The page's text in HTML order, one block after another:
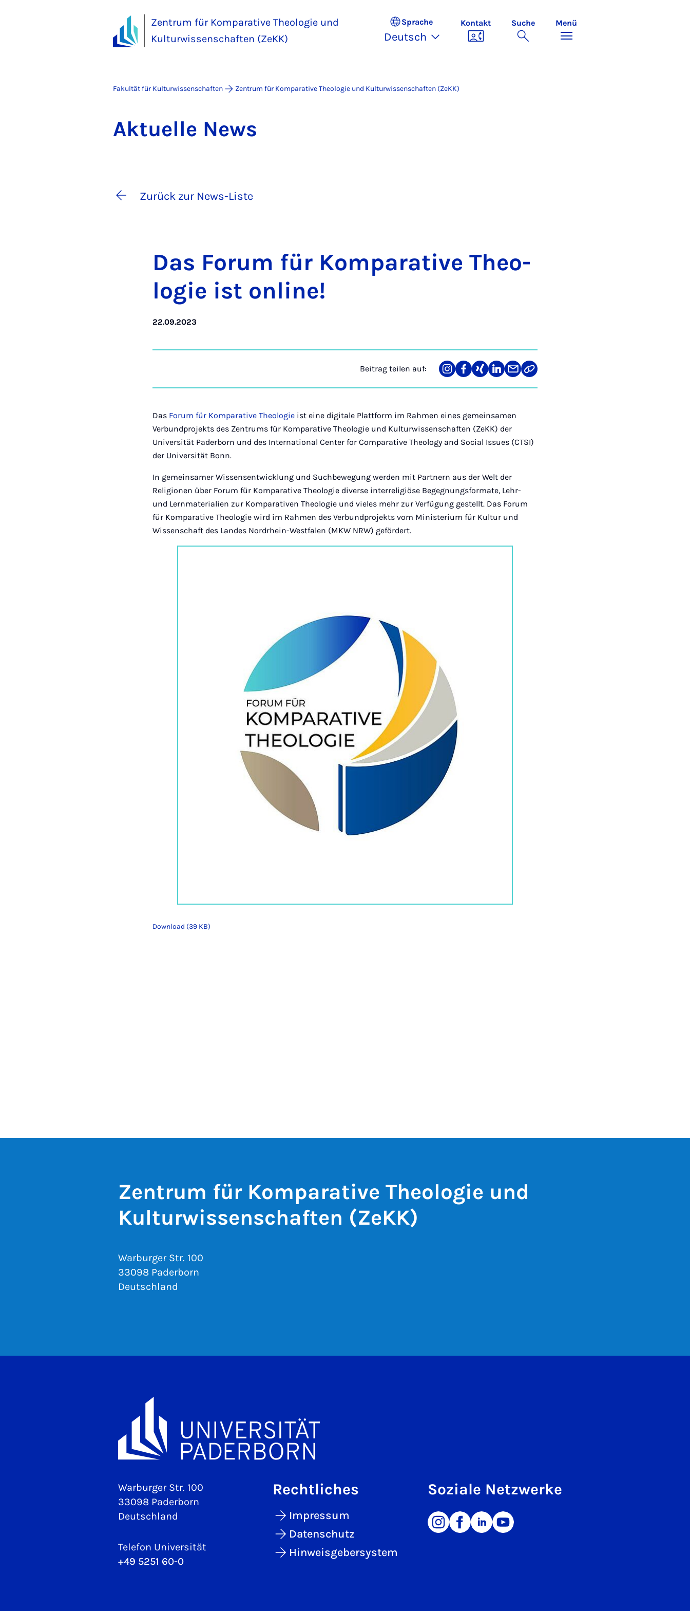
Zentrum für Komparative Theologie und
Kulturwissenschaften (ZeKK)
Sprache
Deutsch
Kontakt Suche Menü
Fakultät für Kulturwissenschaften Zentrum für Komparative Theologie und Kulturwissenschaften (ZeKK)
Ak­tu­el­le News
Zurück zur News-Liste
Das Fo­rum für Kom­pa­ra­ti­ve Theo­
lo­gie ist on­line!
22.09.2023
Beitrag teilen auf:
Teilen
auf
Teilen
auf
Teilen
auf
Teilen
auf
Teilen
über
Link
kopieren
Das Forum für Komparative Theologie ist eine digitale Plattform im Rahmen eines gemeinsamen
Verbundprojekts des Zentrums für Komparative Theologie und Kulturwissenschaften (ZeKK) der
Universität Paderborn und des International Center for Comparative Theology and Social Issues (CTSI)
der Universität Bonn.
In gemeinsamer Wissensentwicklung und Suchbewegung werden mit Partnern aus der Welt der
Religionen über Forum für Komparative Theologie diverse interreligiöse Begegnungsformate, Lehr-
und Lernmaterialien zur Komparativen Theologie und vieles mehr zur Verfügung gestellt. Das Forum
für Komparative Theologie wird im Rahmen des Verbundprojekts vom Ministerium für Kultur und
Wissenschaft des Landes Nordrhein-Westfalen (MKW NRW) gefördert.
Download (39 KB)
Zentrum für Komparative Theologie und
Kulturwissenschaften (ZeKK)
Warburger Str. 100
33098 Paderborn
Deutschland
Warburger Str. 100
33098 Paderborn
Deutschland
Telefon Universität
+49 5251 60-0
Rechtliches
Impressum
Datenschutz
Hinweisgebersystem
Soziale Netzwerke